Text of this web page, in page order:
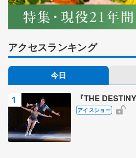
アクセスランキング
今日
『THE
アイスショー